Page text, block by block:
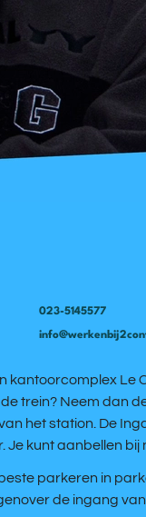
023-5145577
kantoorcomplex Le
trein? Neem dan
het station. De
kunt aanbellen bij
parkeren in
de ingang